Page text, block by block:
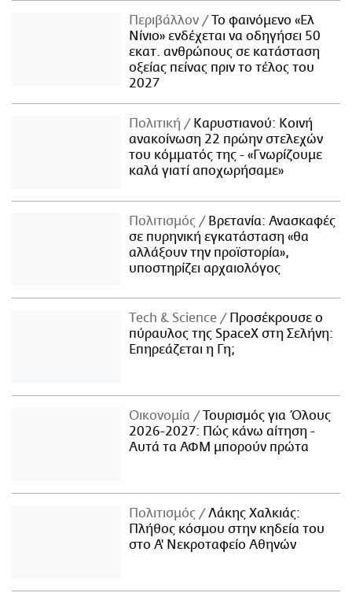
Περιβάλλον
Το φαινόμενο «Ελ
Νίνιο» ενδέχεται να οδηγήσει 50
εκατ. ανθρώπους σε κατάσταση
οξείας πείνας πριν το τέλος του
2027
Πολιτική
Καρυστιανού: Κοινή
ανακοίνωση 22 πρώην στελεχών
του κόμματός της - «Γνωρίζουμε
καλά γιατί αποχωρήσαμε»
Πολιτισμός
Βρετανία: Ανασκαφές
σε πυρηνική εγκατάσταση «θα
αλλάξουν την προϊστορία»,
υποστηρίζει αρχαιολόγος
Τech & Science
Προσέκρουσε ο
πύραυλος της SpaceX στη Σελήνη:
Επηρεάζεται η Γη;
Οικονομία
Τουρισμός για Όλους
2026-2027: Πώς κάνω αίτηση -
Αυτά τα ΑΦΜ μπορούν πρώτα
Πολιτισμός
Λάκης Χαλκιάς:
Πλήθος κόσμου στην κηδεία του
στο Α' Νεκροταφείο Αθηνών